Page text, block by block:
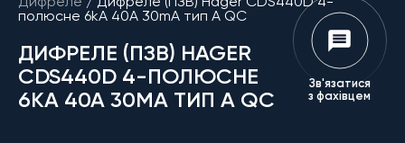
полюсне 6kА 40А 30mA тип А QC
ДИФРЕЛЕ (ПЗВ) HAGER
CDS440D 4-ПОЛЮСНЕ
6KА 40А 30MA ТИП А QC
Зв'язатися
з фахівцем